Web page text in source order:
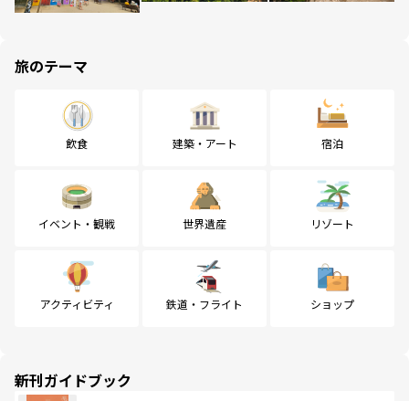
旅のテーマ
飲食 建築・アート 宿泊
イベント・観戦 世界遺産 リゾート
アクティビティ 鉄道・フライト ショップ
新刊ガイドブック